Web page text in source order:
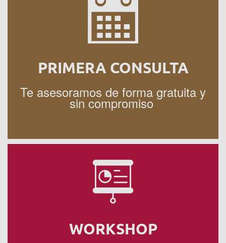
PRIMERA CONSULTA
Te asesoramos de forma gratuita y
sin compromiso
WORKSHOP